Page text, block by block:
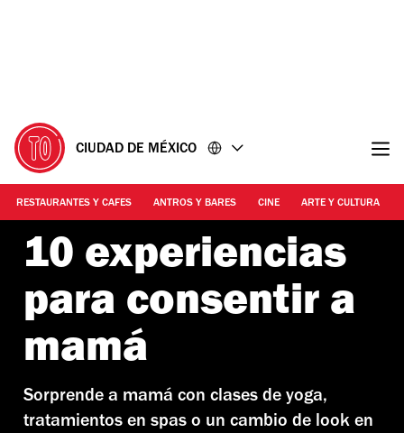
CIUDAD DE MÉXICO
RESTAURANTES Y CAFES ANTROS Y BARES CINE ARTE Y CULTURA
10 experiencias
para consentir a
mamá
Sorprende a mamá con clases de yoga,
tratamientos en spas o un cambio de look en